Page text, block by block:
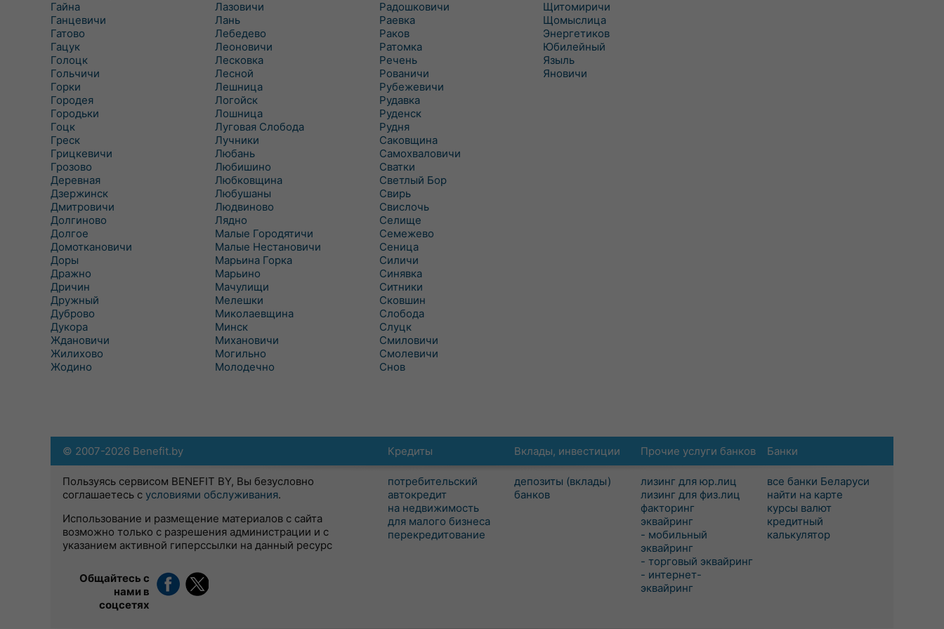
Гайна
Ганцевичи
Гатово
Гацук
Голоцк
Гольчичи
Горки
Городея
Городьки
Гоцк
Греск
Грицкевичи
Грозово
Деревная
Дзержинск
Дмитровичи
Долгиново
Долгое
Домоткановичи
Доры
Дражно
Дричин
Дружный
Дуброво
Дукора
Ждановичи
Жилихово
Жодино
Лазовичи
Лань
Лебедево
Леоновичи
Лесковка
Лесной
Лешница
Логойск
Лошница
Луговая Слобода
Лучники
Любань
Любишино
Любковщина
Любушаны
Людвиново
Лядно
Малые Городятичи
Малые Нестановичи
Марьина Горка
Марьино
Мачулищи
Мелешки
Миколаевщина
Минск
Михановичи
Могильно
Молодечно
Радошковичи
Раевка
Раков
Ратомка
Речень
Рованичи
Рубежевичи
Рудавка
Руденск
Рудня
Саковщина
Самохваловичи
Сватки
Светлый Бор
Свирь
Свислочь
Селище
Семежево
Сеница
Силичи
Синявка
Ситники
Сковшин
Слобода
Слуцк
Смиловичи
Смолевичи
Снов
Щитомиричи
Щомыслица
Энергетиков
Юбилейный
Языль
Яновичи
Кредиты
потребительский
автокредит
на недвижимость
для малого бизнеса
перекредитование
Вклады, инвестиции
депозиты (вклады)
банков
Прочие услуги банков
лизинг для юр.лиц
лизинг для физ.лиц
факторинг
эквайринг
- мобильный
эквайринг
- торговый эквайринг
- интернет-
эквайринг
Банки
все банки Беларуси
найти на карте
курсы валют
кредитный
калькулятор
© 2007-2026 Benefit.by
Пользуясь сервисом BENEFIT BY, Вы безусловно
соглашаетесь с условиями обслуживания.
Использование и размещение материалов с сайта
возможно только с разрешения администрации и с
указанием активной гиперссылки на данный ресурс
Общайтесь с
нами в
соцсетях